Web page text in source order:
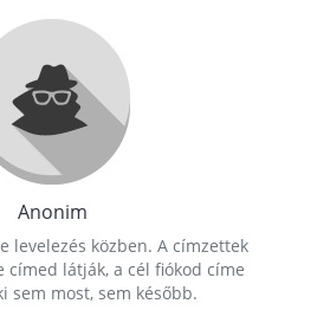
Anonim
levelezés közben. A címzettek
címed látják, a cél fiókod címe
sem most, sem később.